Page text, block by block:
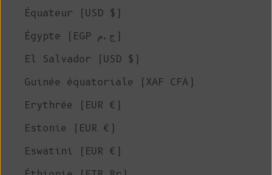
Équateur (USD $)
Égypte (EGP ج.م)
El Salvador (USD $)
Guinée équatoriale (XAF CFA)
Erythrée (EUR €)
Estonie (EUR €)
Eswatini (EUR €)